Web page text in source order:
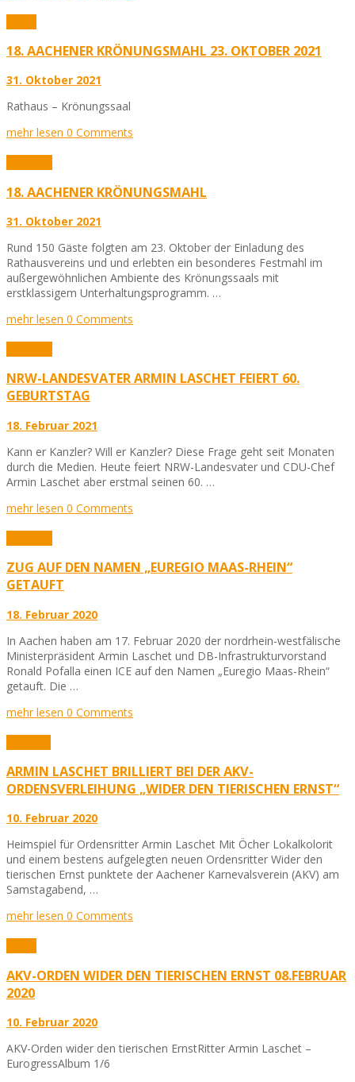
18. AACHENER KRÖNUNGSMAHL 23. OKTOBER 2021
31. Oktober 2021
Rathaus – Krönungssaal
mehr lesen 0 Comments
18. AACHENER KRÖNUNGSMAHL
31. Oktober 2021
Rund 150 Gäste folgten am 23. Oktober der Einladung des
Rathausvereins und und erlebten ein besonderes Festmahl im
außergewöhnlichen Ambiente des Krönungssaals mit
erstklassigem Unterhaltungsprogramm. …
mehr lesen 0 Comments
NRW-LANDESVATER ARMIN LASCHET FEIERT 60.
GEBURTSTAG
18. Februar 2021
Kann er Kanzler? Will er Kanzler? Diese Frage geht seit Monaten
durch die Medien. Heute feiert NRW-Landesvater und CDU-Chef
Armin Laschet aber erstmal seinen 60. …
mehr lesen 0 Comments
ZUG AUF DEN NAMEN „EUREGIO MAAS-RHEIN“
GETAUFT
18. Februar 2020
In Aachen haben am 17. Februar 2020 der nordrhein-westfälische
Ministerpräsident Armin Laschet und DB-Infrastrukturvorstand
Ronald Pofalla einen ICE auf den Namen „Euregio Maas-Rhein“
getauft. Die …
mehr lesen 0 Comments
ARMIN LASCHET BRILLIERT BEI DER AKV-
ORDENSVERLEIHUNG „WIDER DEN TIERISCHEN ERNST“
10. Februar 2020
Heimspiel für Ordensritter Armin Laschet Mit Öcher Lokalkolorit
und einem bestens aufgelegten neuen Ordensritter Wider den
tierischen Ernst punktete der Aachener Karnevalsverein (AKV) am
Samstagabend, …
mehr lesen 0 Comments
AKV-ORDEN WIDER DEN TIERISCHEN ERNST 08.FEBRUAR
2020
10. Februar 2020
AKV-Orden wider den tierischen ErnstRitter Armin Laschet –
EurogressAlbum 1/6